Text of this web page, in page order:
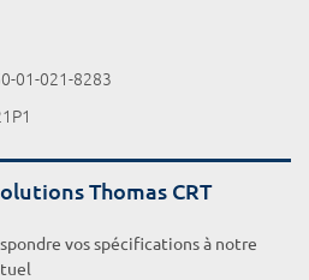
01-021-8283
Thomas CRT
vos spécifications à notre